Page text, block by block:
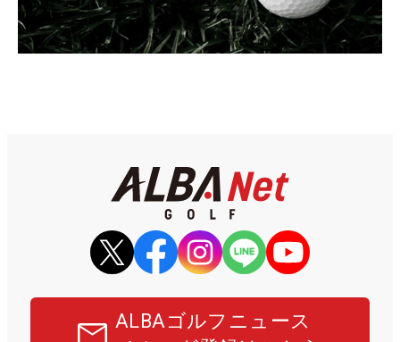
ALBAゴルフニュース